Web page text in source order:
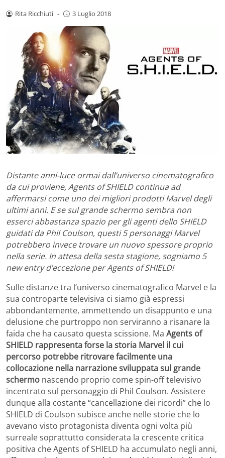
Rita Ricchiuti - 3 Luglio 2018
Distante anni-luce ormai dall’universo cinematografico
da cui proviene, Agents of SHIELD continua ad
affermarsi come uno dei migliori prodotti Marvel degli
ultimi anni. E se sul grande schermo sembra non
esserci abbastanza spazio per gli agenti dello SHIELD
guidati da Phil Coulson, questi 5 personaggi Marvel
potrebbero invece trovare un nuovo spessore proprio
nella serie. In attesa della sesta stagione, sogniamo 5
new entry d’eccezione per Agents of SHIELD!
Sulle distanze tra l’universo cinematografico Marvel e la
sua controparte televisiva ci siamo già espressi
abbondantemente, ammettendo un disappunto e una
delusione che purtroppo non serviranno a risanare la
faida che ha causato questa scissione. Ma Agents of
SHIELD rappresenta forse la storia Marvel il cui
percorso potrebbe ritrovare facilmente una
collocazione nella narrazione sviluppata sul grande
schermo nascendo proprio come spin-off televisivo
incentrato sul personaggio di Phil Coulson. Assistere
dunque alla costante “cancellazione dei ricordi” che lo
SHIELD di Coulson subisce anche nelle storie che lo
avevano visto protagonista diventa ogni volta più
surreale soprattutto considerata la crescente critica
positiva che Agents of SHIELD ha accumulato negli anni,